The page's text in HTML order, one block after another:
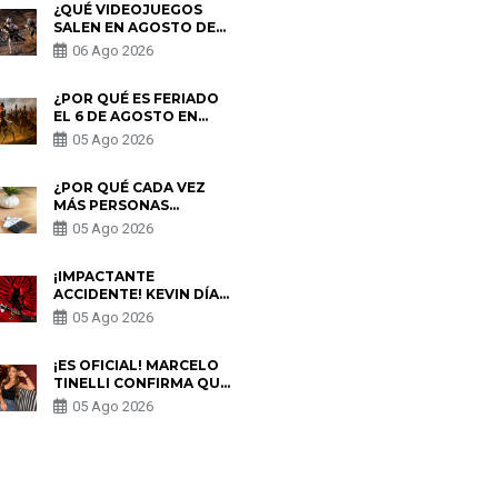
¿QUÉ VIDEOJUEGOS
SALEN EN AGOSTO DE
2026? ESTOS SON LOS
ESTRENOS MÁS
06 Ago 2026
¿POR QUÉ ES FERIADO
EL 6 DE AGOSTO EN
PERÚ? ESTA ES LA
HISTORIA
05 Ago 2026
¿POR QUÉ CADA VEZ
MÁS PERSONAS
UTILIZAN UNA VPN
PARA PROTEGER SU
05 Ago 2026
¡IMPACTANTE
ACCIDENTE! KEVIN DÍAZ
CAE DESDE OCHO
METROS EN “ESTO ES
PREOCUPACIÓN
05 Ago 2026
¡ES OFICIAL! MARCELO
TINELLI CONFIRMA QUE
REGRESÓ CON MILETT
FIGUEROA: “EL AMOR
05 Ago 2026